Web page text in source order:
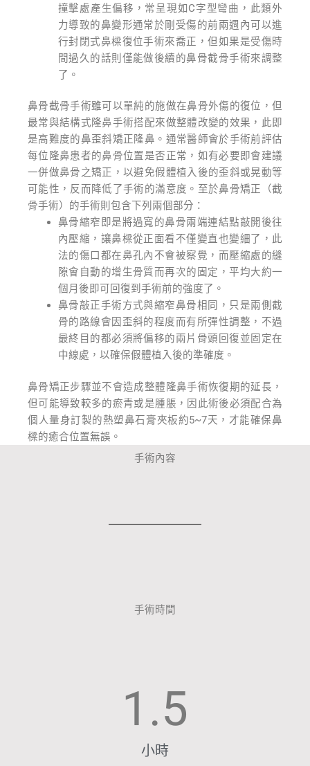
撞擊處產生偏移，常呈現如C字型彎曲，此類外
力導致的鼻變形通常於剛受傷的前兩週內可以進
行封閉式鼻樑復位手術來喬正，但如果是受傷時
間過久的話則僅能做後續的鼻骨截骨手術來調整
了。
鼻骨截骨手術雖可以單純的施做在鼻骨外傷的復位，但
最常與結構式隆鼻手術搭配來做整體改變的效果，此即
是高難度的鼻歪斜矯正隆鼻。通常醫師會於手術前評估
每位隆鼻患者的鼻骨位置是否正常，如有必要即會建議
一併做鼻骨之矯正，以避免假體植入後的歪斜或晃動等
可能性，反而降低了手術的滿意度。至於鼻骨矯正（截
骨手術）的手術則包含下列兩個部分：
鼻骨縮窄即是將過寬的鼻骨兩端連結點敲開後往
內壓縮，讓鼻樑從正面看不僅變直也變細了，此
法的傷口都在鼻孔內不會被察覺，而壓縮處的縫
隙會自動的增生骨質而再次的固定，平均大約一
個月後即可回復到手術前的強度了。
鼻骨敲正手術方式與縮窄鼻骨相同，只是兩側截
骨的路線會因歪斜的程度而有所彈性調整，不過
最終目的都必須將偏移的兩片骨頭回復並固定在
中線處，以確保假體植入後的準確度。
鼻骨矯正步驟並不會造成整體隆鼻手術恢復期的延長，
但可能導致較多的瘀青或是腫脹，因此術後必須配合為
個人量身訂製的熱塑鼻石膏夾板約5~7天，才能確保鼻
樑的癒合位置無誤。
手術內容
手術時間
小時
1.5